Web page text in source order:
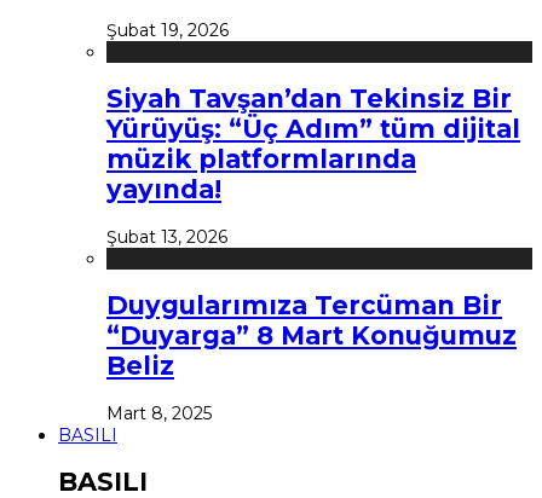
Şubat 19, 2026
Siyah Tavşan’dan Tekinsiz Bir
Yürüyüş: “Üç Adım” tüm dijital
müzik platformlarında
yayında!
Şubat 13, 2026
Duygularımıza Tercüman Bir
“Duyarga” 8 Mart Konuğumuz
Beliz
Mart 8, 2025
BASILI
BASILI